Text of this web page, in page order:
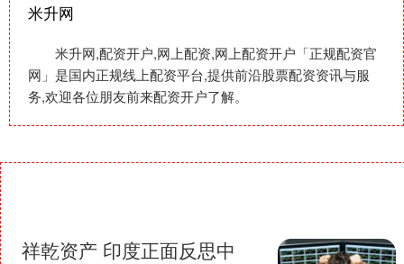
米升网
米升网,配资开户,网上配资,网上配资开户「正规配资官
网」是国内正规线上配资平台,提供前沿股票配资资讯与服
务,欢迎各位朋友前来配资开户了解。
祥乾资产 印度正面反思中